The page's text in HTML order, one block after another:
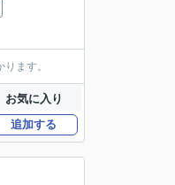
ます。
お気に入り
追加する